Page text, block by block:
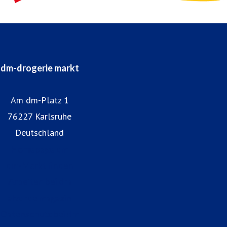
dm-drogerie markt
Am dm-Platz 1
76227 Karlsruhe
Deutschland